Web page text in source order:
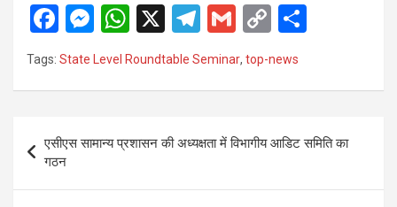
F
a
ce
o
o
k
M
es
se
g
W
h
at
A
p
X
T
el
e
a
G
m
ail
C
py
n
Tags: State Level Roundtable Seminar, top-news
Post
navigation
एसीएस सामान्य प्रशासन की अध्यक्षता में विभागीय आडिट समिति का
गठन